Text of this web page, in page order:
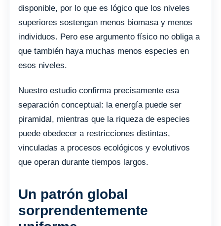
disponible, por lo que es lógico que los niveles
superiores sostengan menos biomasa y menos
individuos. Pero ese argumento físico no obliga a
que también haya muchas menos especies en
esos niveles.
Nuestro estudio confirma precisamente esa
separación conceptual: la energía puede ser
piramidal, mientras que la riqueza de especies
puede obedecer a restricciones distintas,
vinculadas a procesos ecológicos y evolutivos
que operan durante tiempos largos.
Un patrón global
sorprendentemente